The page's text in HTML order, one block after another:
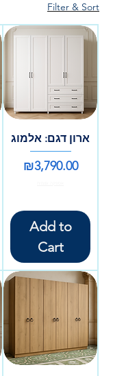
Filter & Sort
ארון דגם: אלמוג
Price
₪3,790.00
Add to
Cart